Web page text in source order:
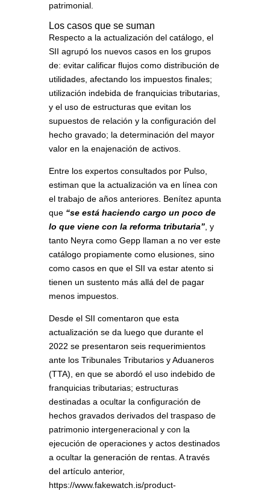
patrimonial.
Los casos que se suman
Respecto a la actualización del catálogo, el
SII agrupó los nuevos casos en los grupos
de: evitar calificar flujos como distribución de
utilidades, afectando los impuestos finales;
utilización indebida de franquicias tributarias,
y el uso de estructuras que evitan los
supuestos de relación y la configuración del
hecho gravado; la determinación del mayor
valor en la enajenación de activos.
Entre los expertos consultados por Pulso,
estiman que la actualización va en línea con
el trabajo de años anteriores. Benítez apunta
que “se está haciendo cargo un poco de
lo que viene con la reforma tributaria”, y
tanto Neyra como Gepp llaman a no ver este
catálogo propiamente como elusiones, sino
como casos en que el SII va estar atento si
tienen un sustento más allá del de pagar
menos impuestos.
Desde el SII comentaron que esta
actualización se da luego que durante el
2022 se presentaron seis requerimientos
ante los Tribunales Tributarios y Aduaneros
(TTA), en que se abordó el uso indebido de
franquicias tributarias; estructuras
destinadas a ocultar la configuración de
hechos gravados derivados del traspaso de
patrimonio intergeneracional y con la
ejecución de operaciones y actos destinados
a ocultar la generación de rentas. A través
del artículo anterior,
https://www.fakewatch.is/product-